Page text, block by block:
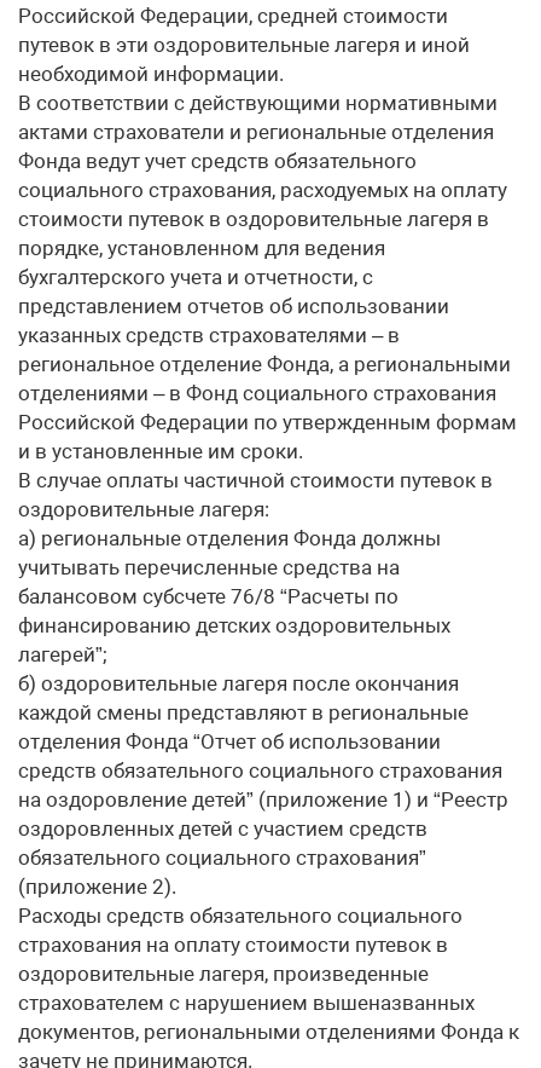
Российской Федерации, средней стоимости
путевок в эти оздоровительные лагеря и иной
необходимой информации.
В соответствии с действующими нормативными
актами страхователи и региональные отделения
Фонда ведут учет средств обязательного
социального страхования, расходуемых на оплату
стоимости путевок в оздоровительные лагеря в
порядке, установленном для ведения
бухгалтерского учета и отчетности, с
представлением отчетов об использовании
указанных средств страхователями – в
региональное отделение Фонда, а региональными
отделениями – в Фонд социального страхования
Российской Федерации по утвержденным формам
и в установленные им сроки.
В случае оплаты частичной стоимости путевок в
оздоровительные лагеря:
а) региональные отделения Фонда должны
учитывать перечисленные средства на
балансовом субсчете 76/8 “Расчеты по
финансированию детских оздоровительных
лагерей”;
б) оздоровительные лагеря после окончания
каждой смены представляют в региональные
отделения Фонда “Отчет об использовании
средств обязательного социального страхования
на оздоровление детей” (приложение 1) и “Реестр
оздоровленных детей с участием средств
обязательного социального страхования”
(приложение 2).
Расходы средств обязательного социального
страхования на оплату стоимости путевок в
оздоровительные лагеря, произведенные
страхователем с нарушением вышеназванных
документов, региональными отделениями Фонда к
зачету не принимаются.